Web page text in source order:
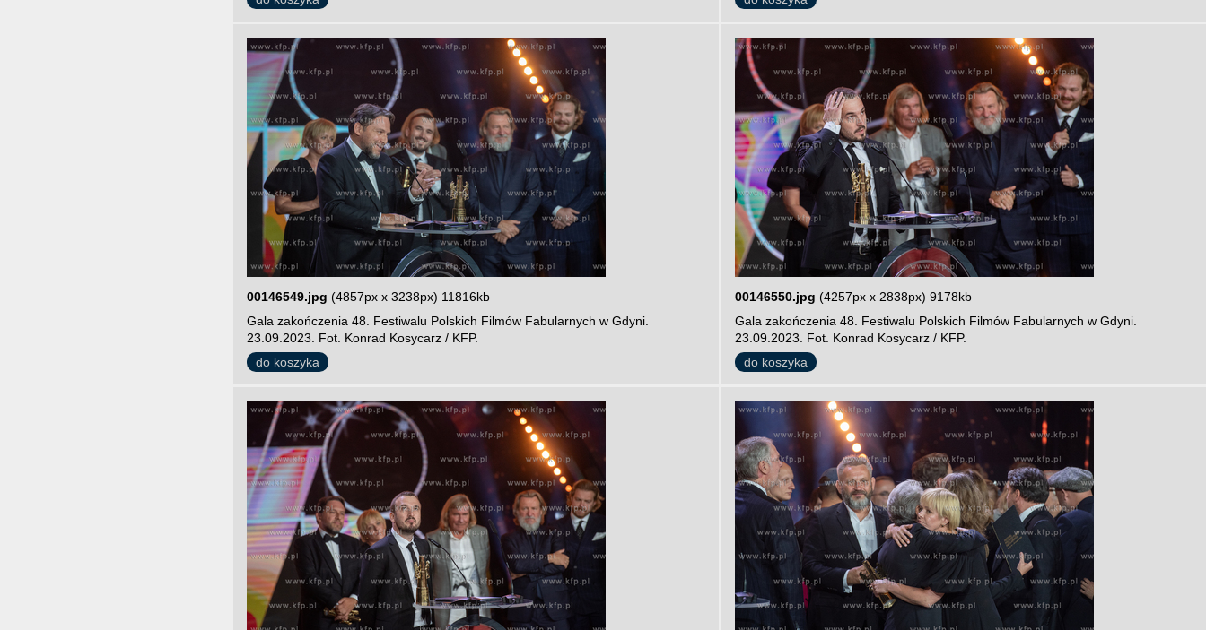
00146549.jpg (4857px x 3238px) 11816kb
Gala zakończenia 48. Festiwalu Polskich Filmów Fabularnych w Gdyni.
23.09.2023. Fot. Konrad Kosycarz / KFP.
do koszyka
00146550.jpg (4257px x 2838px) 9178kb
Gala zakończenia 48. Festiwalu Polskich Filmów Fabularnych w Gdyni.
23.09.2023. Fot. Konrad Kosycarz / KFP.
do koszyka